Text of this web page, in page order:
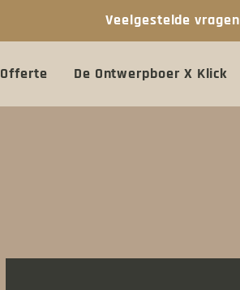
Veelgestelde vragen
Offerte De Ontwerpboer X Klick